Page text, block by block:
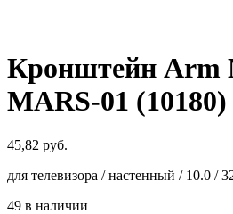
Кронштейн Arm
MARS-01 (10180)
45,82 руб.
для телевизора / настенный / 10.0 /
49 в наличии